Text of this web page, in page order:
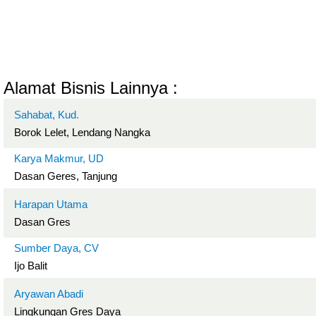
Alamat Bisnis Lainnya :
Sahabat, Kud.
Borok Lelet, Lendang Nangka
Karya Makmur, UD
Dasan Geres, Tanjung
Harapan Utama
Dasan Gres
Sumber Daya, CV
Ijo Balit
Aryawan Abadi
Lingkungan Gres Daya